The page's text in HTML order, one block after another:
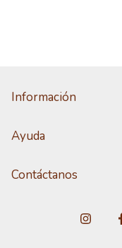
Información
Ayuda
Contáctanos